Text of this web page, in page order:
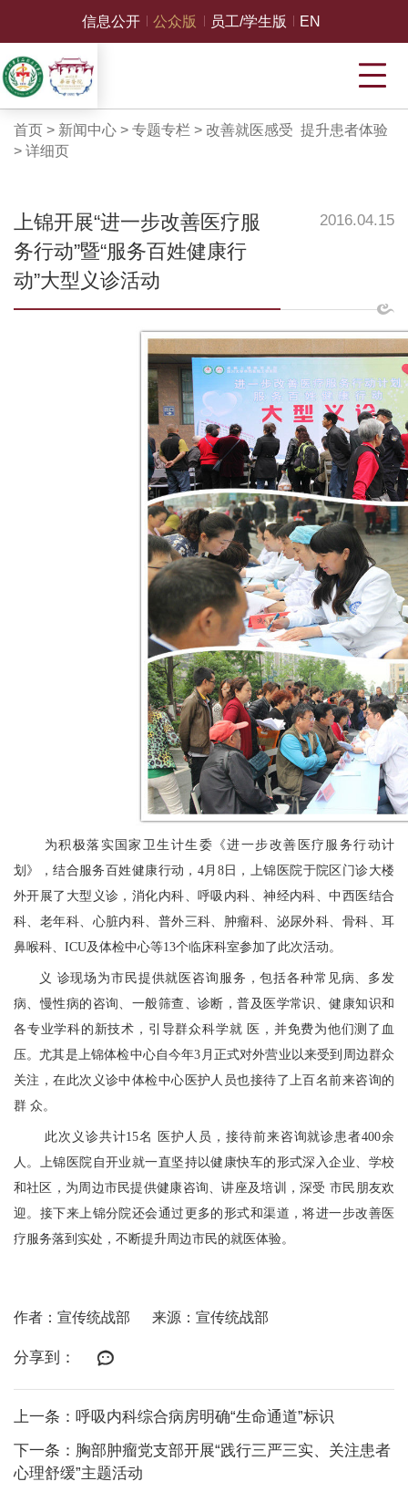
信息公开 公众版 员工/学生版 EN
首页 > 新闻中心> 专题专栏 > 改善就医感受 提升患者体验
> 详细页
上锦开展“进一步改善医疗服
务行动”暨“服务百姓健康行
动”大型义诊活动
2016.04.15
为积极落实国家卫生计生委《进一步改善医疗服务行动计
划》，结合服务百姓健康行动， 4月 8日，上锦医院于院区门诊大楼
外开展了大型义诊，消化内科、呼吸内科、神经内科、中西医结合
科、老年科、心脏内科、普外三科、肿瘤科、泌尿外科、骨科、耳
鼻喉科、ICU及体检中心等13个临床科室参加了此次活动。
义 诊现场为市民提供就医咨询服务，包括各种常见病、多发
病、慢性病的咨询、一般筛查、诊断，普及医学常识、健康知识和
各专业学科的新技术，引导群众科学就 医，并免费为他们测了血
压。尤其是上锦体检中心自今年3月正式对外营业以来受到周边群众
关注，在此次义诊中体检中心医护人员也接待了上百名前来咨询的
群 众。
此次义诊共计15名 医护人员，接待前来咨询就诊患者400余
人。上锦医院自开业就一直坚持以健康快车的形式深入企业、学校
和社区，为周边市民提供健康咨询、讲座及培训，深受 市民朋友欢
迎。接下来上锦分院还会通过更多的形式和渠道，将进一步改善医
疗服务落到实处，不断提升周边市民的就医体验。
作者：宣传统战部 来源：宣传统战部
分享到：
上一条：呼吸内科综合病房明确“生命通道”标识
下一条：胸部肿瘤党支部开展“践行三严三实、关注患者
心理舒缓”主题活动